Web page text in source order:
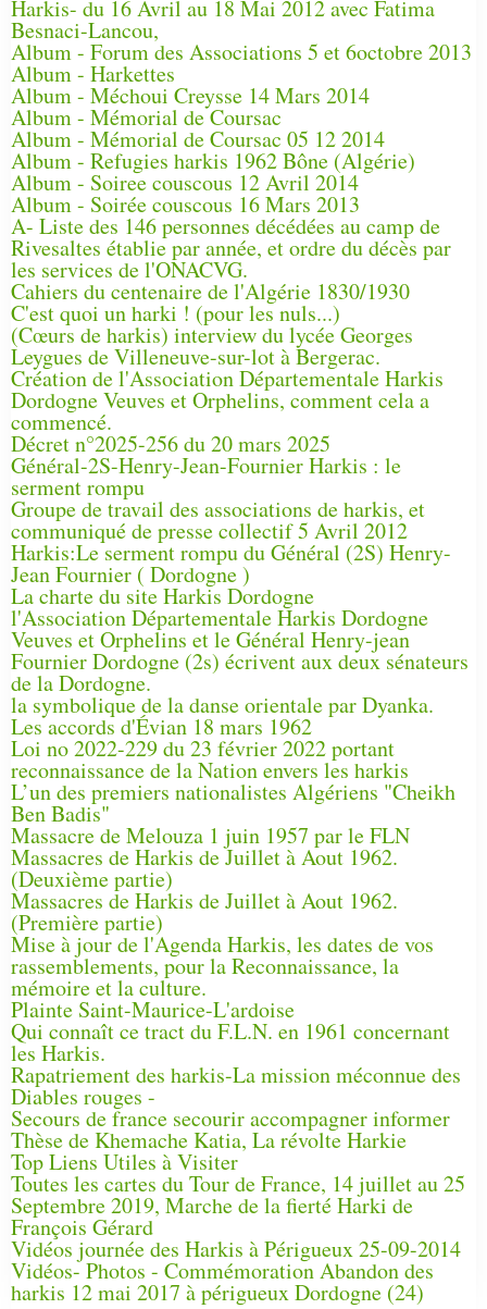
Harkis- du 16 Avril au 18 Mai 2012 avec Fatima
Besnaci-Lancou,
Album - Forum des Associations 5 et 6octobre 2013
Album - Harkettes
Album - Méchoui Creysse 14 Mars 2014
Album - Mémorial de Coursac
Album - Mémorial de Coursac 05 12 2014
Album - Refugies harkis 1962 Bône (Algérie)
Album - Soiree couscous 12 Avril 2014
Album - Soirée couscous 16 Mars 2013
A- Liste des 146 personnes décédées au camp de
Rivesaltes établie par année, et ordre du décès par
les services de l'ONACVG.
Cahiers du centenaire de l'Algérie 1830/1930
C'est quoi un harki ! (pour les nuls...)
(Cœurs de harkis) interview du lycée Georges
Leygues de Villeneuve-sur-lot à Bergerac.
Création de l'Association Départementale Harkis
Dordogne Veuves et Orphelins, comment cela a
commencé.
Décret n°2025-256 du 20 mars 2025
Général-2S-Henry-Jean-Fournier Harkis : le
serment rompu
Groupe de travail des associations de harkis, et
communiqué de presse collectif 5 Avril 2012
Harkis:Le serment rompu du Général (2S) Henry-
Jean Fournier ( Dordogne )
La charte du site Harkis Dordogne
l'Association Départementale Harkis Dordogne
Veuves et Orphelins et le Général Henry-jean
Fournier Dordogne (2s) écrivent aux deux sénateurs
de la Dordogne.
la symbolique de la danse orientale par Dyanka.
Les accords d'Évian 18 mars 1962
Loi no 2022-229 du 23 février 2022 portant
reconnaissance de la Nation envers les harkis
L’un des premiers nationalistes Algériens "Cheikh
Ben Badis"
Massacre de Melouza 1 juin 1957 par le FLN
Massacres de Harkis de Juillet à Aout 1962.
(Deuxième partie)
Massacres de Harkis de Juillet à Aout 1962.
(Première partie)
Mise à jour de l'Agenda Harkis, les dates de vos
rassemblements, pour la Reconnaissance, la
mémoire et la culture.
Plainte Saint-Maurice-L'ardoise
Qui connaît ce tract du F.L.N. en 1961 concernant
les Harkis.
Rapatriement des harkis-La mission méconnue des
Diables rouges -
Secours de france secourir accompagner informer
Thèse de Khemache Katia, La révolte Harkie
Top Liens Utiles à Visiter
Toutes les cartes du Tour de France, 14 juillet au 25
Septembre 2019, Marche de la fierté Harki de
François Gérard
Vidéos journée des Harkis à Périgueux 25-09-2014
Vidéos- Photos - Commémoration Abandon des
harkis 12 mai 2017 à périgueux Dordogne (24)